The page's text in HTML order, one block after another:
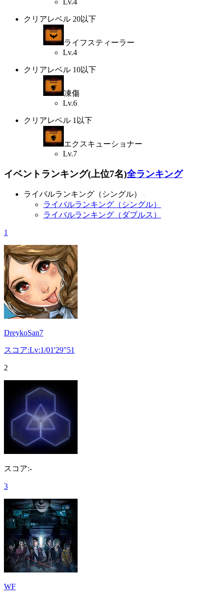
Lv.4
クリアレベル 20以下
ライフスティーラー
Lv.4
クリアレベル 10以下
凍傷
Lv.6
クリアレベル 1以下
エクスキューショナー
Lv.7
イベントランキング(上位7名)全ランキング
ライバルランキング（シングル）
ライバルランキング（シングル）
ライバルランキング（ダブルス）
1
DreykoSan7
スコア:Lv:1/01'29"51
2
スコア:-
3
WF